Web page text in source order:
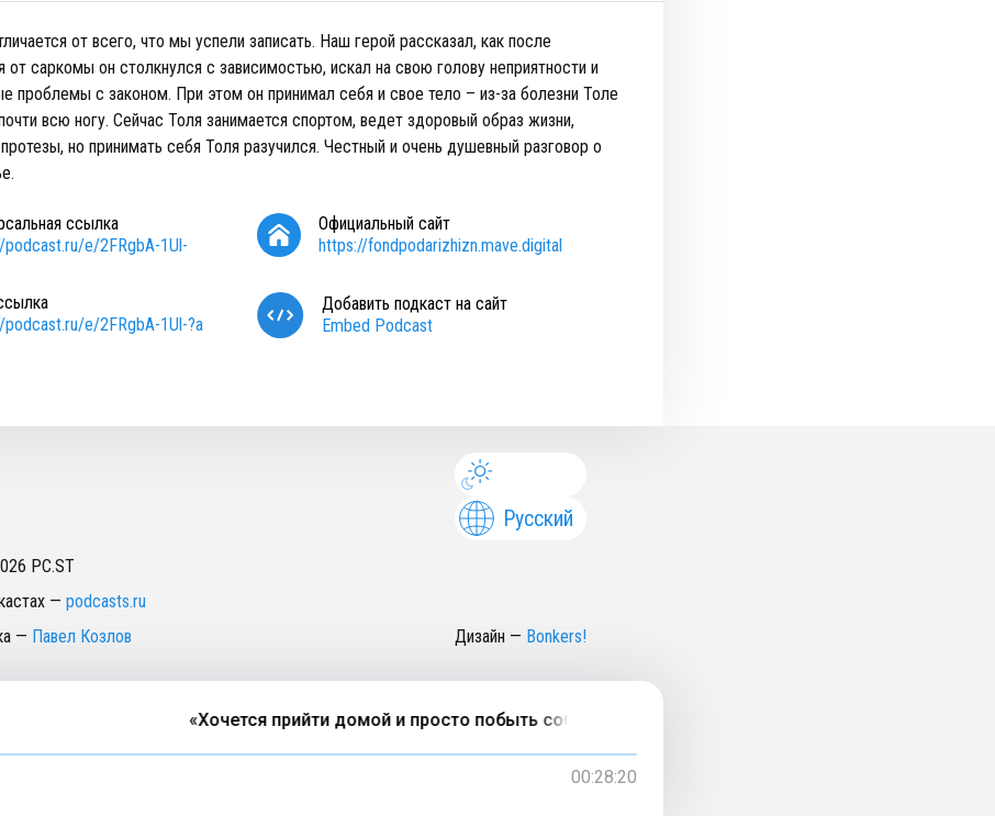
от всего, что мы успели записать. Наш герой рассказал, как после
от саркомы он столкнулся с зависимостью, искал на свою голову неприятности и
проблемы с законом. При этом он принимал себя и свое тело – из-за болезни Толе
всю ногу. Сейчас Толя занимается спортом, ведет здоровый образ жизни,
протезы, но принимать себя Толя разучился. Честный и очень душевный разговор о
ссылка
e/2FRgbA-1Ul-
Официальный сайт
https://fondpodarizhizn.mave.digital
e/2FRgbA-1Ul-?a
Добавить подкаст на сайт
Embed Podcast
Русский
PC.ST
— podcasts.ru
— Павел Козлов Дизайн — Bonkers!
«Хочется прийти домой и просто побыть собой». Толя Шевченко о (не)принятии себя
00:28:20